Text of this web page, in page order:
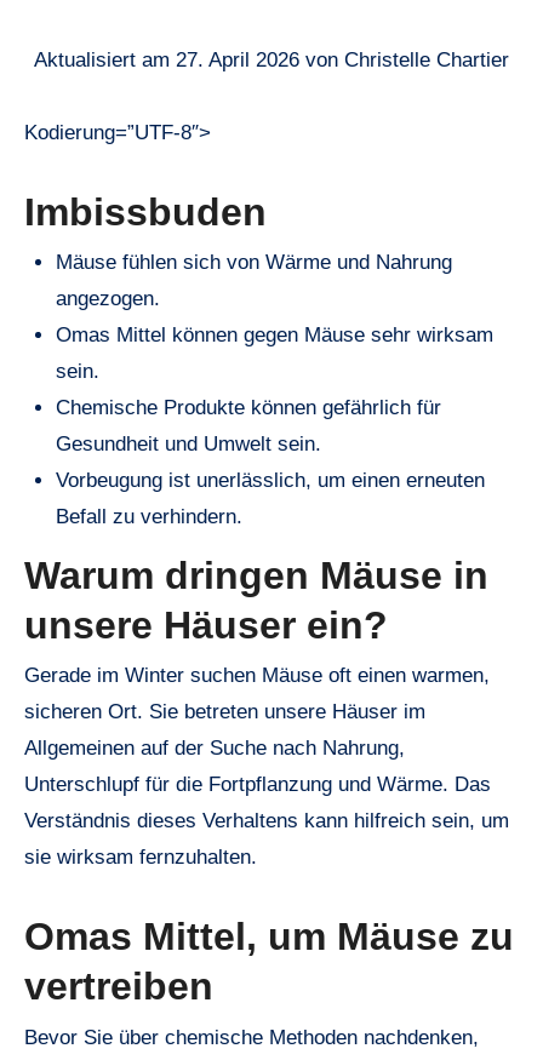
Aktualisiert am 27. April 2026 von Christelle Chartier
Kodierung=”UTF-8″>
Imbissbuden
Mäuse fühlen sich von Wärme und Nahrung
angezogen.
Omas Mittel können gegen Mäuse sehr wirksam
sein.
Chemische Produkte können gefährlich für
Gesundheit und Umwelt sein.
Vorbeugung ist unerlässlich, um einen erneuten
Befall zu verhindern.
Warum dringen Mäuse in
unsere Häuser ein?
Gerade im Winter suchen Mäuse oft einen warmen,
sicheren Ort. Sie betreten unsere Häuser im
Allgemeinen auf der Suche nach Nahrung,
Unterschlupf für die Fortpflanzung und Wärme. Das
Verständnis dieses Verhaltens kann hilfreich sein, um
sie wirksam fernzuhalten.
Omas Mittel, um Mäuse zu
vertreiben
Bevor Sie über chemische Methoden nachdenken,